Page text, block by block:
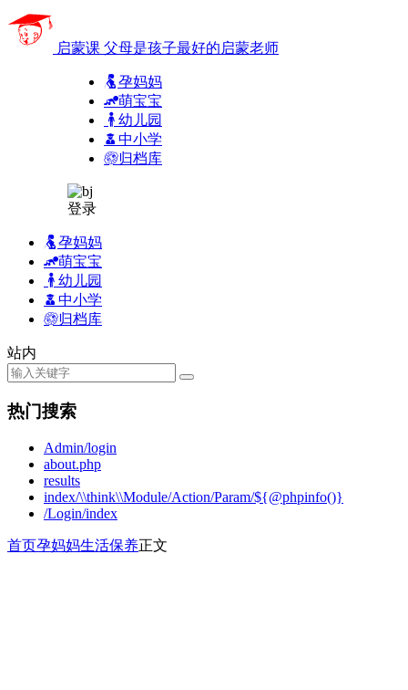
启蒙课 父母是孩子最好的启蒙老师
孕妈妈
萌宝宝
幼儿园
中小学
归档库
登录
孕妈妈
萌宝宝
幼儿园
中小学
归档库
站内
热门搜索
Admin/login
about.php
results
index/\\think\\Module/Action/Param/${@phpinfo()}
/Login/index
首页孕妈妈生活保养正文